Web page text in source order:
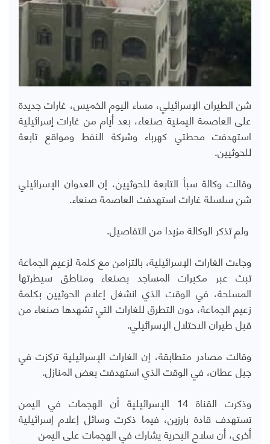
شن الطيران الإسرائيلي، مساء اليوم الخميس، غارات جديدة
على العاصمة اليمنية صنعاء، بعد أيام من غارات إسرائيلية
استهدفت محطتي كهرباء وشركة النفط ومواقع تابعة
للحوثيين.
وقالت وكالة سبأ التابعة للحوثيين، إن العدوان الإسرائيلي
شن سلسلة غارات استهدفت العاصمة صنعاء.
ولم تذكر الوكالة مزيدا من التفاصيل.
وجاءت الغارات الإسرائيلية، بالتزامن مع كلمة لزعيم الجماعة
تبث عبر مكبرات المساجد بصنعاء ومناطق سيطرتها
المسلحة، في الوقت الذي انشغل إعلام الحوثيين بكلمة
زعيم الجماعة، دون التطرق للغارات التي تشهدها صنعاء من
قبل طيران الاحتلال الإسرائيلي.
وقالت مصادر متطابقة، إن الغارات الإسرائيلية تركزت في
جبل عطان، في الوقت الذي استهدفت بعض المنازل.
وذكرت القناة 14 الإسرائيلية أن الهجمات في اليمن
تستهدف قادة بارزين، فيما ذكرتوسائل إعلام إسرائيلية
أخرى، أن سلاح البحرية يشارك في الهجمات على اليمن